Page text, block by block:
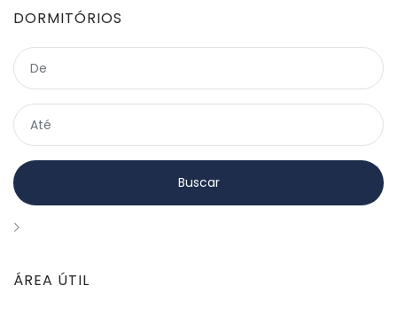
DORMITÓRIOS
ÁREA ÚTIL